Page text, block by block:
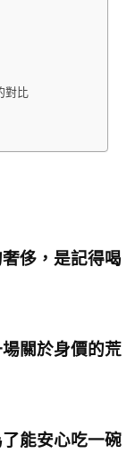
對比
侈，是記得喝
關於身價的荒
能安心吃一碗